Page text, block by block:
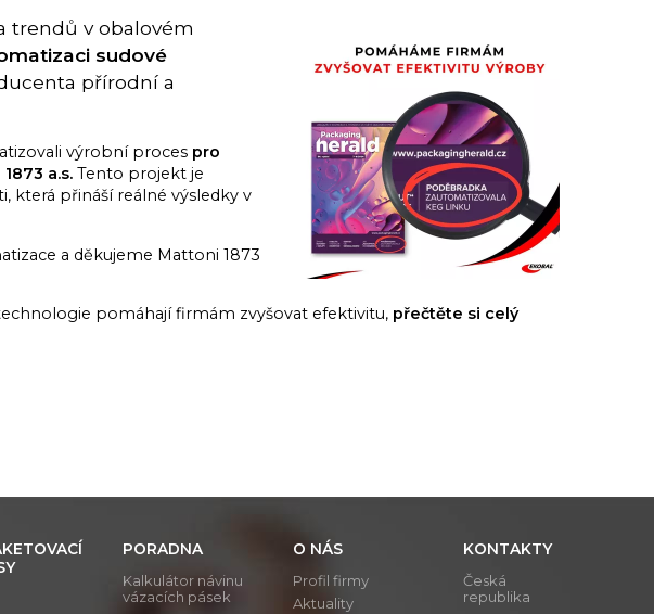
trendů v obalovém
sudové
přírodní a
výrobní proces pro
a.s. Tento projekt je
která přináší reálné výsledky v
a děkujeme Mattoni 1873
pomáhají firmám zvyšovat efektivitu, přečtěte si celý
PORADNA
Kalkulátor návinu
vázacích pásek
O NÁS
Profil firmy
Aktuality
KONTAKTY
Česká
republika